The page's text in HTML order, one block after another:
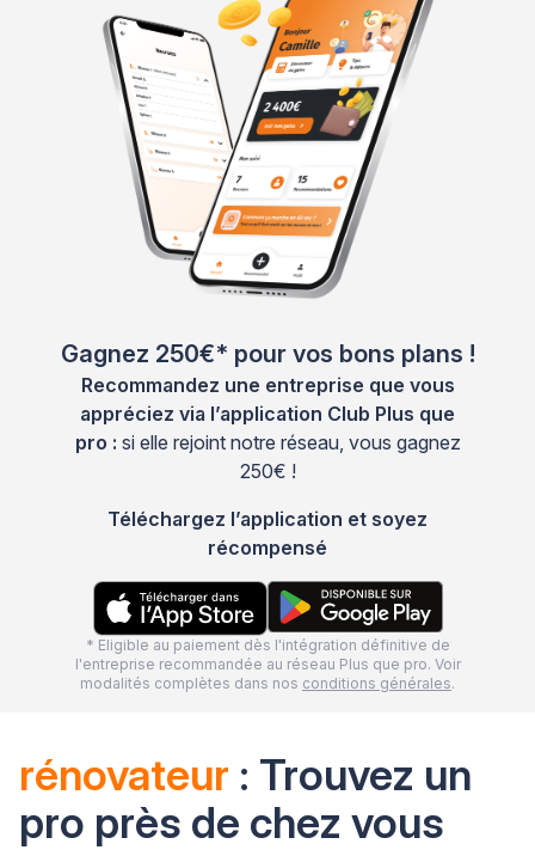
Gagnez 250€* pour vos bons plans !
Recommandez une entreprise que vous
appréciez via l’application Club Plus que
pro : si elle rejoint notre réseau, vous gagnez
250€ !
Téléchargez l’application et soyez
récompensé
* Eligible au paiement dès l'intégration définitive de
l'entreprise recommandée au réseau Plus que pro. Voir
modalités complètes dans nos conditions générales.
rénovateur : Trouvez un
pro près de chez vous